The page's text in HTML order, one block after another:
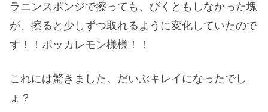
ラニンスポンジで擦っても、びくともしなかった塊
が、擦ると少しずつ取れるように変化していたので
す！！ポッカレモン様様！！
これには驚きました。だいぶキレイになったでし
ょ？